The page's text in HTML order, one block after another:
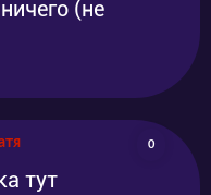
(не
0
тут